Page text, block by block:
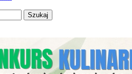
Szukaj